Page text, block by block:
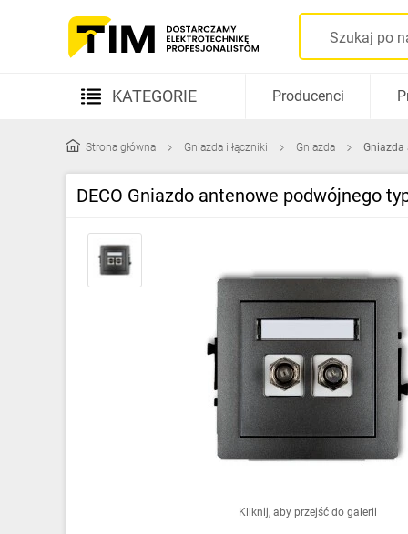
KATEGORIE
Kable i przewody
Elementy prowadzenia kabli
Producenci
Strona główna Gniazda i łączniki Gniazda Gniazda
DECO Gniazdo antenowe podwójnego
Kliknij, aby przejść do galerii